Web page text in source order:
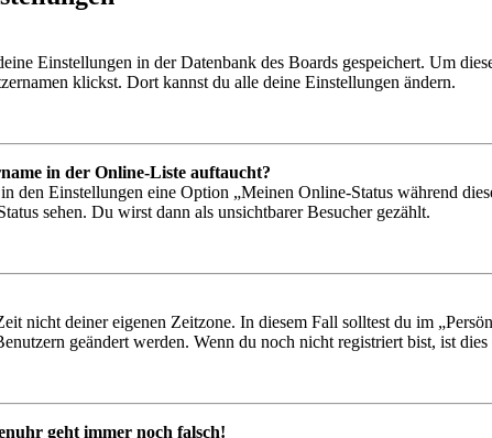
Einstellungen in der Datenbank des Boards gespeichert. Um
klickst. Dort kannst du alle deine Einstellungen ändern.
in der Online-Liste auftaucht?
den Einstellungen eine Option „Meinen Online-Status während
sehen. Du wirst dann als unsichtbarer Besucher gezählt.
nicht deiner eigenen Zeitzone. In diesem Fall solltest du im
geändert werden. Wenn du noch nicht registriert bist, ist
geht immer noch falsch!